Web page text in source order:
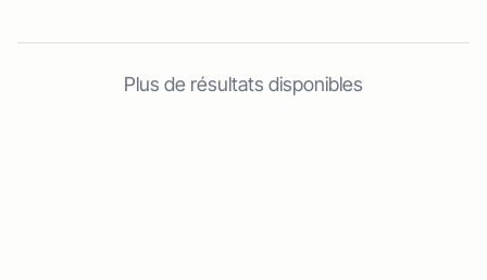
Plus de résultats disponibles